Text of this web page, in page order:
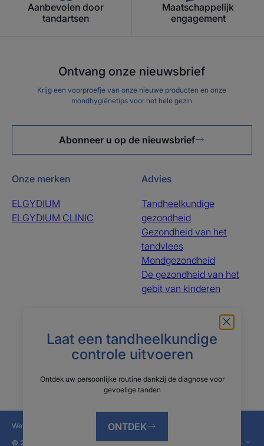
Laat een tandheelkundige
controle uitvoeren
Ontdek uw persoonlijke routine dankzij de diagnose voor
gevoelige tanden
ONTDEK
Aanbevolen door
tandartsen
Maatschappelijk
engagement
Ontvang onze nieuwsbrief
Krijg een voorproefje van onze nieuwe producten en onze
mondhygiënetips voor het hele gezin
Abonneer u op de nieuwsbrief
Onze merken
ELGYDIUM
ELGYDIUM CLINIC
Advies
Tandheelkundige
gezondheid
Gezondheid van het
tandvlees
Mondgezondheid
De gezondheid van het
gebit van kinderen
Vaak gestelde vragenLe groupe Pierre Fabre
Contacteer onsWie zijn wij?
Wettelijke informatie Privacybeleid
Cookie-instellingen
© 2026 Pierre Fabre Oral Care